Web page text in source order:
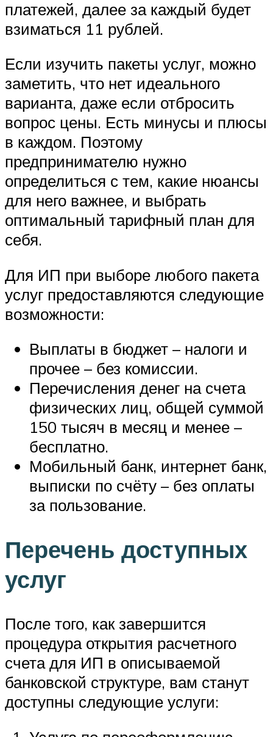
платежей, далее за каждый будет
взиматься 11 рублей.
Если изучить пакеты услуг, можно
заметить, что нет идеального
варианта, даже если отбросить
вопрос цены. Есть минусы и плюсы
в каждом. Поэтому
предпринимателю нужно
определиться с тем, какие нюансы
для него важнее, и выбрать
оптимальный тарифный план для
себя.
Для ИП при выборе любого пакета
услуг предоставляются следующие
возможности:
Выплаты в бюджет – налоги и
прочее – без комиссии.
Перечисления денег на счета
физических лиц, общей суммой
150 тысяч в месяц и менее –
бесплатно.
Мобильный банк, интернет банк,
выписки по счёту – без оплаты
за пользование.
Перечень доступных
услуг
После того, как завершится
процедура открытия расчетного
счета для ИП в описываемой
банковской структуре, вам станут
доступны следующие услуги: